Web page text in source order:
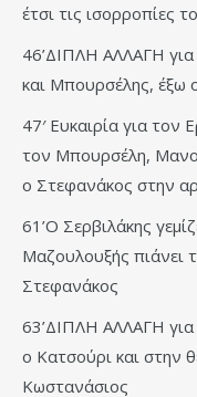
έτσι τις ισορροπίες
46’ΔΙΠΛΗ ΑΛΛΑΓΗ
και Μπουρσέλης, έξω
47′ Ευκαιρία για τον
τον Μπουρσέλη,
ο Στεφανάκος στην
61’Ο Σερβιλάκης
Μαζουλουξής πιάνει
Στεφανάκος
63’ΔΙΠΛΗ ΑΛΛΑΓΗ
ο Κατσούρι και στην
Κωστανάσιος